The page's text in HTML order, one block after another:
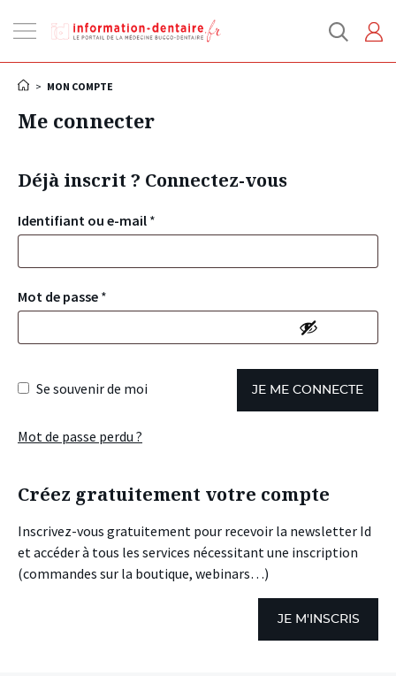
la
> MON COMPTE
Me connecter
Déjà inscrit ? Connectez-vous
Identifiant ou e-mail *
Mot de passe *
Se souvenir de moi JE ME CONNECTE
Mot de passe perdu ?
Créez gratuitement votre compte
Inscrivez-vous gratuitement pour recevoir la newsletter Id
et accéder à tous les services nécessitant une inscription
(commandes sur la boutique, webinars…)
JE M'INSCRIS